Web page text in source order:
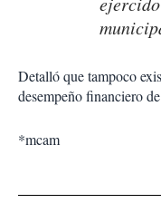
Detalló que tampoco
desempeño financiero
*mcam